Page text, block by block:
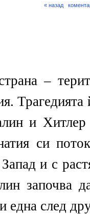
« назад
–
Трагедията
и Хитлер
си
и с
започва
една след